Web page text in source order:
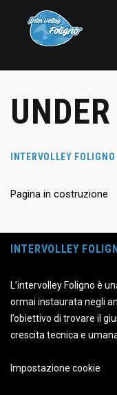
INTERVOLLEY FOLIGNO
Pagina in costruzione
INTERVOLLEY
L’intervolley Foligno è
ormai instaurata negli
l’obiettivo di trovare il
crescita tecnica e
Impostazione cookie